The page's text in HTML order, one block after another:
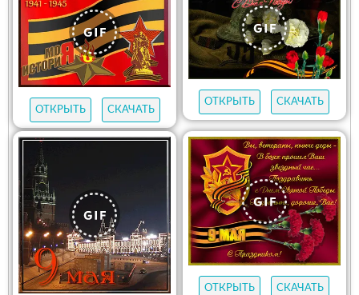
ОТКРЫТЬ СКАЧАТЬ
ОТКРЫТЬ СКАЧАТЬ
ОТКРЫТЬ СКАЧАТЬ